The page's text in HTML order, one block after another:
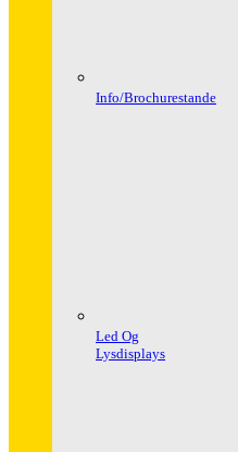
Info/Brochurestande
Led Og
Lysdisplays